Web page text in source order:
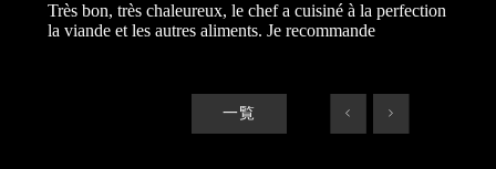
Très bon, très chaleureux, le chef a cuisiné à la perfection
la viande et les autres aliments. Je recommande
一覧 < >